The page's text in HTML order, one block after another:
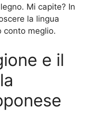
Mi capite? In
la lingua
conto meglio.
e il